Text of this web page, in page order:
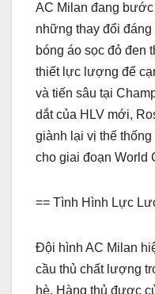
AC Milan đang
những thay đổi
bóng áo sọc đỏ đen
thiết lực lượng để
và tiến sâu tại
dắt của HLV mới,
giành lại vị thế
cho giai đoạn World
== Tình Hình Lực
Đội hình AC Milan
cầu thủ chất lượng
hè. Hàng thủ được